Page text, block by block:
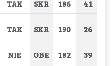
TAK SKR 186
41
TAK SKR 190 26
NIE OBR 182
39